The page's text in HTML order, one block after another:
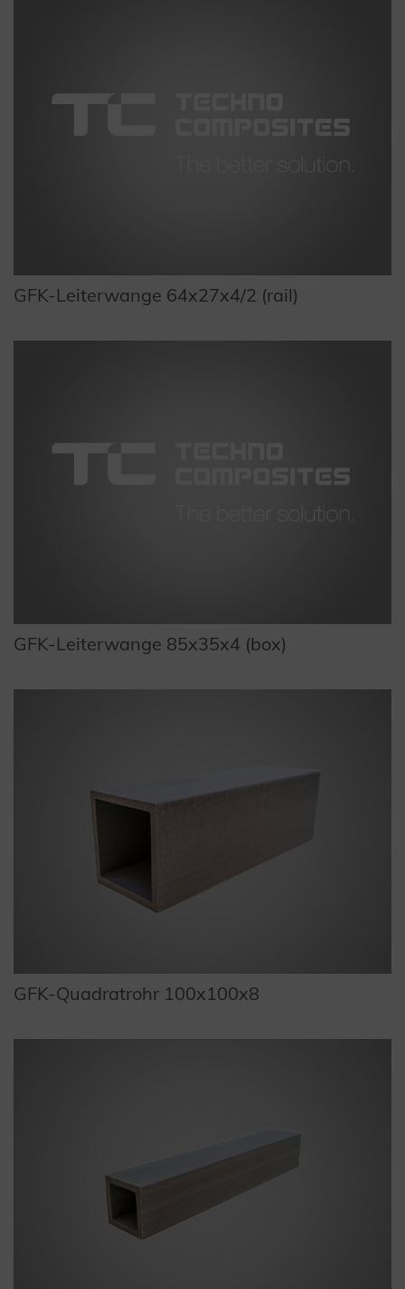
GFK-Leiterwange 64x27x4/2 (rail)
GFK-Leiterwange 85x35x4 (box)
GFK-Quadratrohr 100x100x8